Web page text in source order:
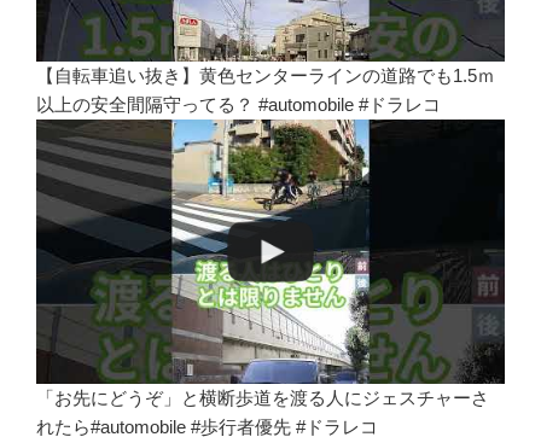
【自転車追い抜き】黄色センターラインの道路でも1.5ｍ
以上の安全間隔守ってる？ #automobile #ドラレコ
「お先にどうぞ」と横断歩道を渡る人にジェスチャーさ
れたら#automobile #歩行者優先 #ドラレコ